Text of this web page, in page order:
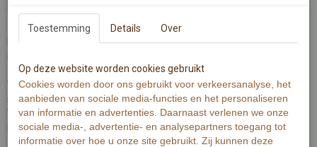
Limonade en een spel, heerlijke ingrediënten voor een fijne avond
Wenskaart is gedrukt op 300 grams warmwit papier met zichtbaar
structuur.
Wenskaart bevat rechte hoeken. Op de achterzijde is minimale
informatie van de kaart zichtbaar.
Toestemming Details Over
Op deze website worden cookies gebruikt
Cookies worden door ons gebruikt voor verkeersanalyse, het
aanbieden van sociale media-functies en het personaliseren
van informatie en advertenties. Daarnaast verlenen we onze
sociale media-, advertentie- en analysepartners toegang tot
informatie over hoe u onze site gebruikt. Zij kunnen deze